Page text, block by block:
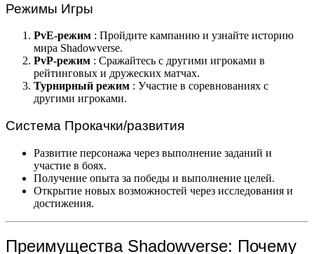
Режимы Игры
PvE-режим : Пройдите кампанию и узнайте историю
мира Shadowverse.
PvP-режим : Сражайтесь с другими игроками в
рейтинговых и дружеских матчах.
Турнирный режим : Участие в соревнованиях с
другими игроками.
Система Прокачки/развития
Развитие персонажа через выполнение заданий и
участие в боях.
Получение опыта за победы и выполнение целей.
Открытие новых возможностей через исследования и
достижения.
Преимущества Shadowverse: Почему